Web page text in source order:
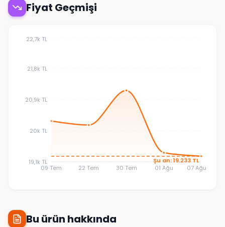
Fiyat Geçmişi
09 Tem 22 Tem 30 Tem 01 Ağu 07 Ağu
19,1k TL
20k TL
20,9k TL
21,8k TL
22,7k TL
Şu an: 19.233 TL
Bu ürün hakkında